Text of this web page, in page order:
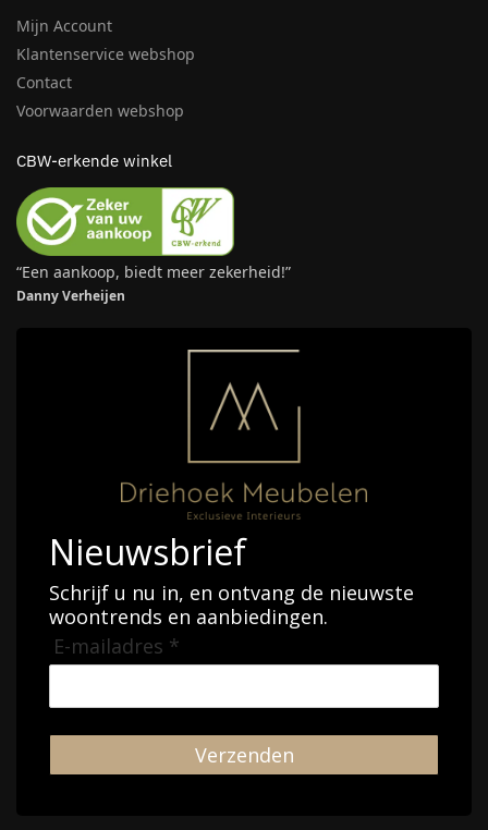
Mijn Account
Klantenservice webshop
Contact
Voorwaarden webshop
CBW-erkende winkel
“Een aankoop, biedt meer zekerheid!”
Danny Verheijen
Nieuwsbrief
Schrijf u nu in, en ontvang de nieuwste
woontrends en aanbiedingen.
E-mailadres *
Verzenden